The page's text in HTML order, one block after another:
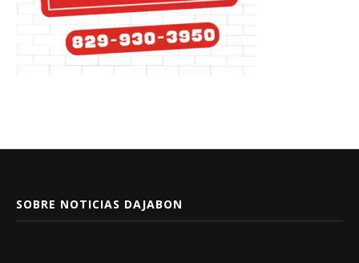
SOBRE NOTICIAS DAJABON